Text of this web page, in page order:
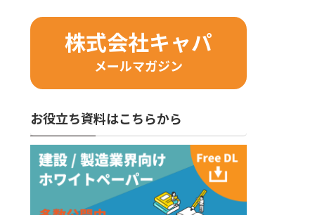
株式会社キャパ
メールマガジン
お役立ち資料はこちらから